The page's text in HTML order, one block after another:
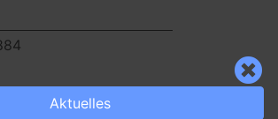
63110 Rodgau-Rollwald
Aktuelles